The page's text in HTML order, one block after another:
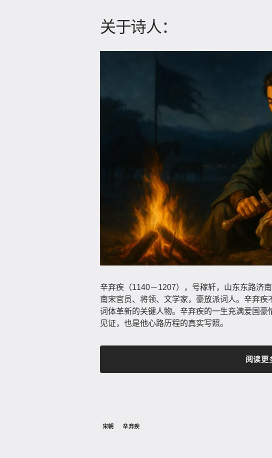
关于诗人：
辛弃疾（1140－1207），号稼轩，山东东路济
南宋官员、将领、文学家，豪放派词人。辛弃
词体革新的关键人物。辛弃疾的一生充满爱国
见证，也是他心路历程的真实写照。
阅读更
宋朝 辛弃疾